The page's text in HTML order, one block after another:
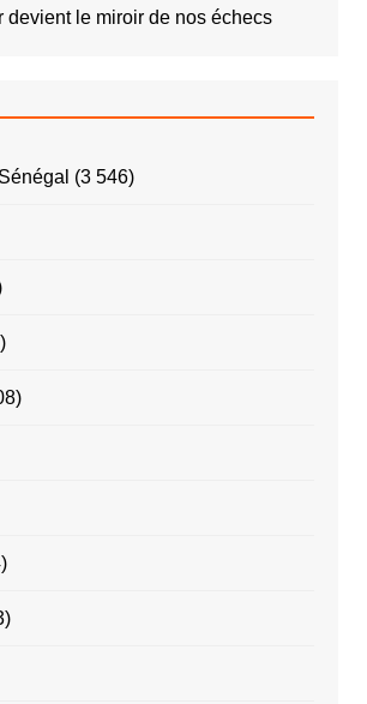
devient le miroir de nos échecs
(3 546)